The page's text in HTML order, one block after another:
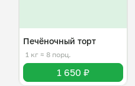
Печёночный торт
1 кг ≈ 8 порц.
1 650 ₽